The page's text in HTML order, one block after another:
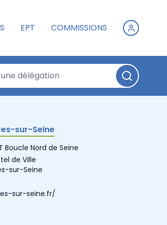
EPT COMMISSIONS
sur-Seine
Boucle Nord de Seine
de Ville
sur-Seine
sur-seine.fr/